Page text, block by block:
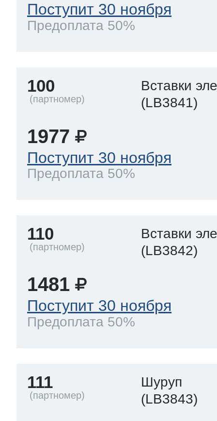
Поступит 30 ноября
Предоплата 50%
100
Вставки
(LB3841)
1977
Поступит 30 ноября
Предоплата 50%
110
Вставки
(LB3842)
1481
Поступит 30 ноября
Предоплата 50%
111
Шуруп
(LB3843)